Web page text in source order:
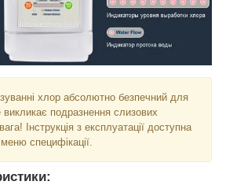
хлор абсолютно безпечний для
подразнення слизових
Інструкція з експлуатації доступна
специфікації.